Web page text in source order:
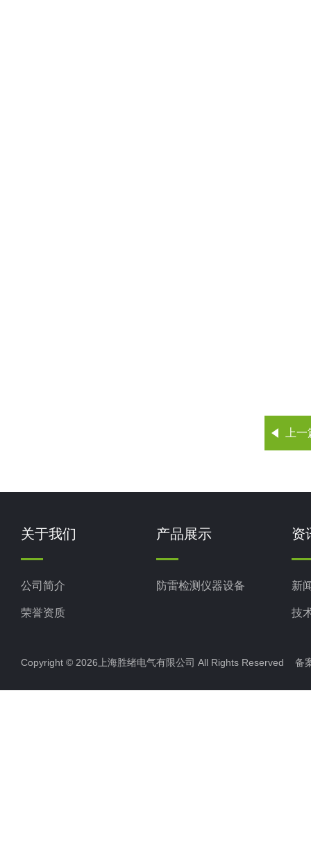
上
关于我们
公司简介
荣誉资质
产品展示
防雷检测仪器设备
资
新
技
Copyright © 2026上海胜绪电气有限公司 All Rights Reserved 备